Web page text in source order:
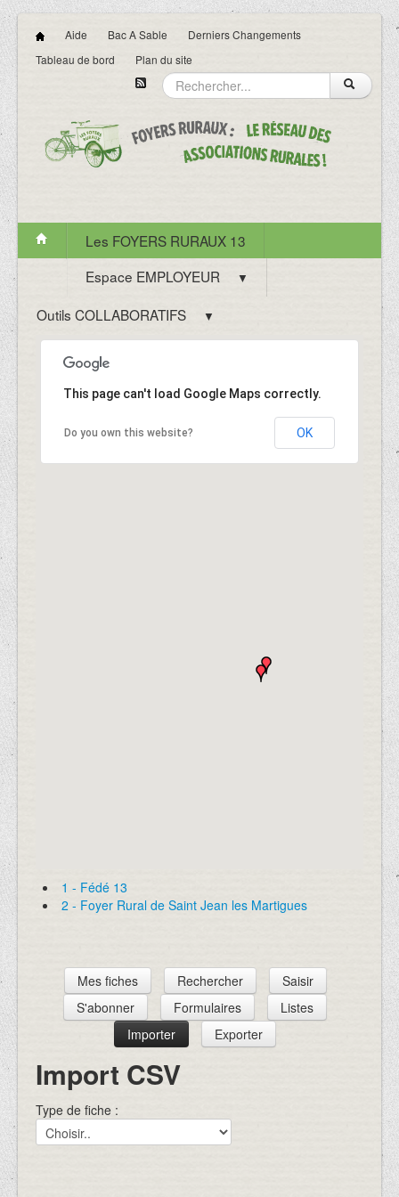
Aide Bac A Sable
Derniers Changements
Tableau de bord
Plan du site
Les FOYERS RURAUX 13
Espace EMPLOYEUR
▼
Outils COLLABORATIFS ▼
This page can't load Google Maps correctly.
Do you own this website? OK
1 - Fédé 13
2 - Foyer Rural de Saint Jean les Martigues
Mes fiches Rechercher
Saisir
S'abonner
Formulaires
Listes
Importer
Exporter
Import CSV
Type de fiche :